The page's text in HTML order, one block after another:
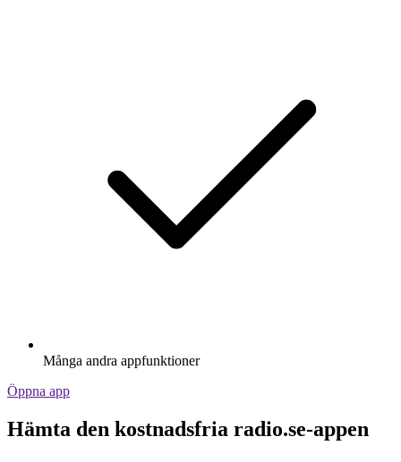
Många andra appfunktioner
Öppna app
Hämta den kostnadsfria radio.se-appen